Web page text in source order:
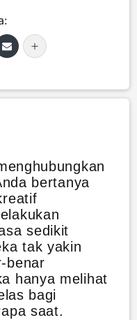
bertanya
sedikit
tak yakin
benar
hanya melihat
bagi
saat.